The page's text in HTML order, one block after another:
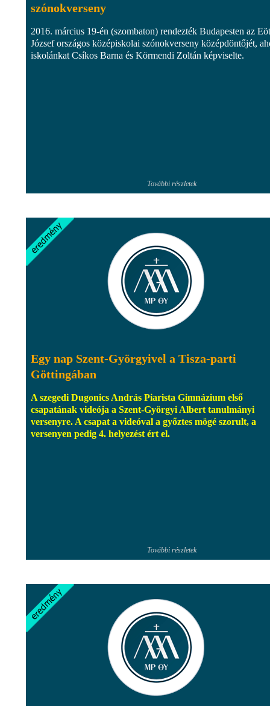
szónokverseny
2016. március 19-én (szombaton) rendezték Budapesten az
József országos középiskolai szónokverseny középdöntőjét,
iskolánkat Csíkos Barna és Körmendi Zoltán képviselte.
További részletek
Egy nap Szent-Györgyivel a Tisza-parti
Göttingában
A szegedi Dugonics András Piarista Gimnázium első
csapatának videója a Szent-Györgyi Albert tanulmányi
versenyre. A csapat a videóval a győztes mögé szorult, a
versenyen pedig 4. helyezést ért el.
További részletek